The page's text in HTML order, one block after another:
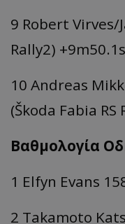
9 Robert Virves/
Rally2) +9m50.1s
10 Andreas
(Škoda Fabia
Βαθμολογία
1 Elfyn Evans
2 Takamoto